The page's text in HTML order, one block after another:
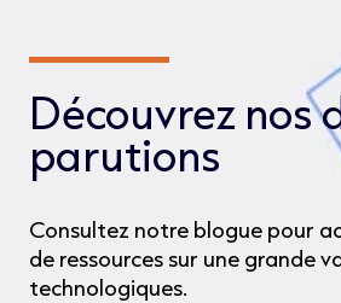
Découvrez nos
parutions
Consultez notre blogue pour
de ressources sur une grande
technologiques.